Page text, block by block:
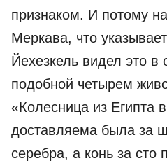
признаком. И потому
Меркава, что
Йехезкель видел это в
подобной четырем
«Колесница из Египта
доставляема была за
серебра, а конь за сто